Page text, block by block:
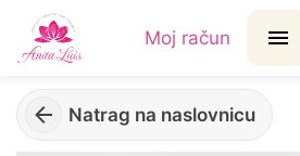
Moj račun
Natrag na naslovnicu